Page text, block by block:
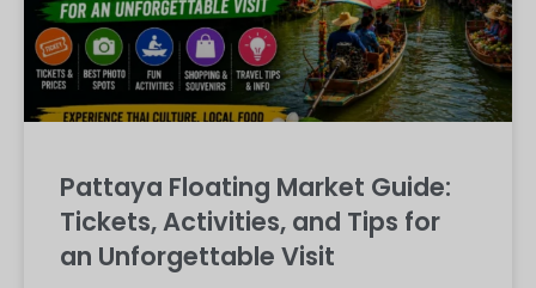
Pattaya Floating Market Guide:
Tickets, Activities, and Tips for
an Unforgettable Visit